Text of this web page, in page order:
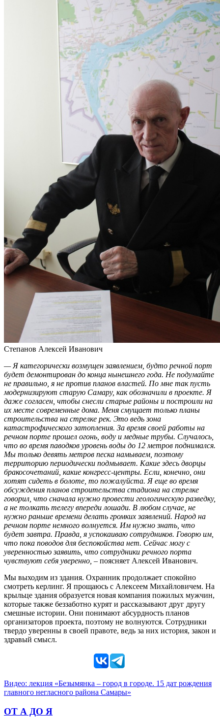
Степанов Алексей Иванович
— Я категорически возмущен заявлением, будто речной порт
будет демонтирован до конца нынешнего года. Не подумайте
не правильно, я не против планов властей. По мне так пусть
модернизируют старую Самару, как обозначили в проекте. Я
даже согласен, чтобы снесли старые районы и построили на
их месте современные дома. Меня смущает только планы
строительства на стрелке рек. Это ведь зона
катастрофического затопления. За время своей работы на
речном порте прошел огонь, воду и медные трубы. Случалось,
что во время паводков уровень воды до 12 метров поднимался.
Мы только девять метров песка намываем, поэтому
территорию периодически подмывает. Какие здесь дворцы
бракосочетаний, какие конгресс-центры. Если, конечно, они
хотят сидеть в болоте, то пожалуйста. Я еще во время
обсуждения планов строительства стадиона на стрелке
говорил, что сначала нужно провести геологическую разведку,
а не толкать телегу впереди лошади. В любом случае, не
нужно раньше времени делать громких заявлений. Народ на
речном порте немного волнуется. Им нужно знать, что
будет завтра. Правда, я успокаиваю сотрудников. Говорю им,
что пока поводов для беспокойства нет. Сейчас могу с
уверенностью заявить, что сотрудники речного порта
чувствуют себя уверенно, – поясняет Алексей Иванович.
Мы выходим из здания. Охранник продолжает спокойно
смотреть керлинг. Я прощаюсь с Алексеем Михайловичем. На
крыльце здания образуется новая компания пожилых мужчин,
которые также беззаботно курят и рассказывают друг другу
смешные истории. Они понимают абсурдность планов
организаторов проекта, поэтому не волнуются. Сотрудники
твердо уверенны в своей правоте, ведь за них история, закон и
здравый смысл.
Видео: лекция «Безымянка – город в городе. 15 дат рождения
главного негласного района Самары»
ОТ А ДО Я